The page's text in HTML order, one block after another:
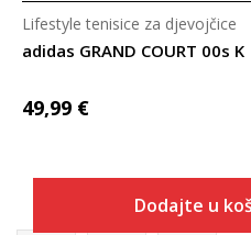
adidas GRAND COURT 00s K
Lifestyle tenisice za djevojčice
49,99 €
Dodajte u